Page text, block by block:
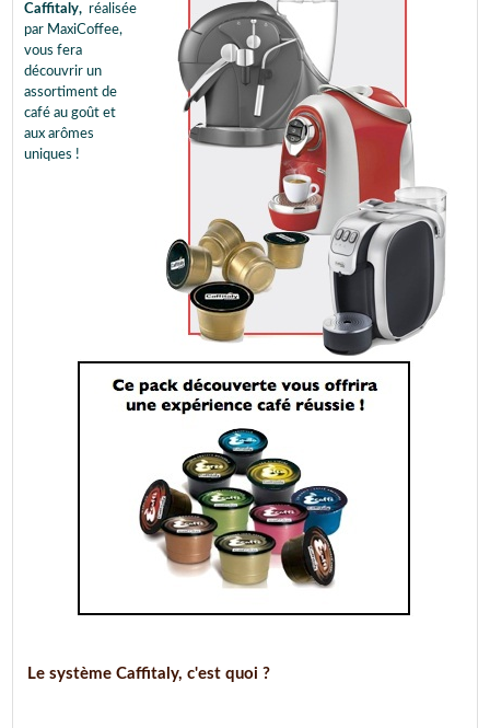
Caffitaly, réalisée
par MaxiCoffee,
vous fera
découvrir un
assortiment de
café au goût et
aux arômes
uniques !
Le système Caffitaly, c'est quoi ?